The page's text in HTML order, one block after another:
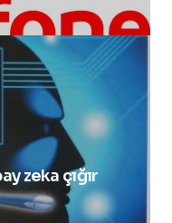
zeka çığır